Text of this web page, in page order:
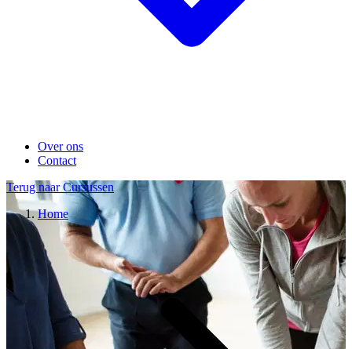
Over ons
Contact
Terug naar Cursussen
Home